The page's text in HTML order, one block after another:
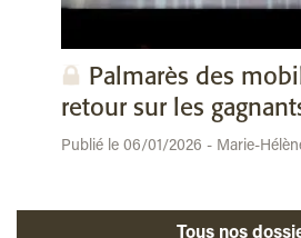
Palmarès des
retour sur les
Publié le 06/01/2026 - Marie-
Tous nos